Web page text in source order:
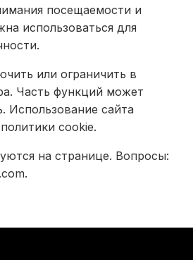
посещаемости и
использоваться для
или ограничить в
Часть функций может
Использование сайта
cookie.
на странице. Вопросы:
.